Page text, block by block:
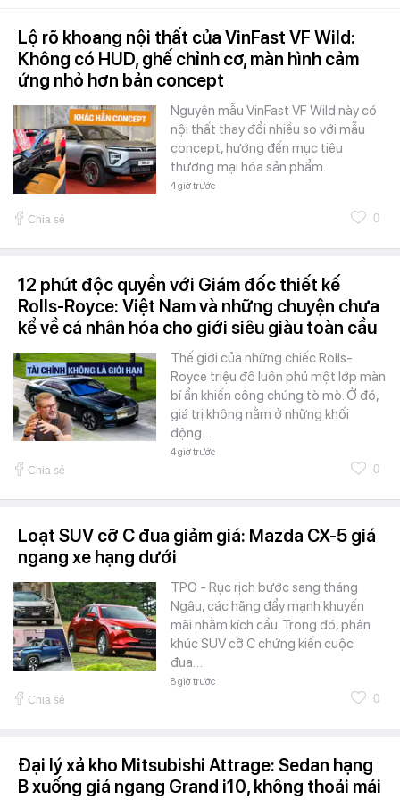
Lộ rõ khoang nội thất của VinFast VF Wild:
Không có HUD, ghế chỉnh cơ, màn hình cảm
ứng nhỏ hơn bản concept
Nguyên mẫu VinFast VF Wild này có
nội thất thay đổi nhiều so với mẫu
concept, hướng đến mục tiêu
thương mại hóa sản phẩm.
4 giờ trước
Chia sẻ 0
12 phút độc quyền với Giám đốc thiết kế
Rolls-Royce: Việt Nam và những chuyện chưa
kể về cá nhân hóa cho giới siêu giàu toàn cầu
Thế giới của những chiếc Rolls-
Royce triệu đô luôn phủ một lớp màn
bí ẩn khiến công chúng tò mò. Ở đó,
giá trị không nằm ở những khối
động…
4 giờ trước
Chia sẻ 0
Loạt SUV cỡ C đua giảm giá: Mazda CX-5 giá
ngang xe hạng dưới
TPO - Rục rịch bước sang tháng
Ngâu, các hãng đẩy mạnh khuyến
mãi nhằm kích cầu. Trong đó, phân
khúc SUV cỡ C chứng kiến cuộc
đua…
8 giờ trước
Chia sẻ 0
Đại lý xả kho Mitsubishi Attrage: Sedan hạng
B xuống giá ngang Grand i10, không thoải mái